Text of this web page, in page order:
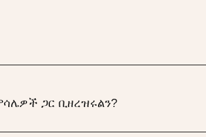
ጋር ቢዘረዝሩልን?